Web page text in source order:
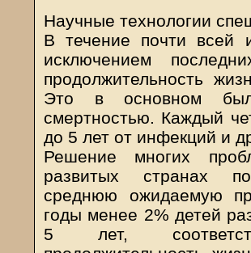
Научные технологии
В течение почти всей
исключением
продолжительность
Это в основном
смертностью. Каждый
до 5 лет от инфекций и
Решение многих
развитых странах
среднюю ожидаемую
годы менее 2% детей
5 лет,